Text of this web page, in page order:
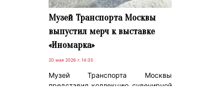
Музей Транспорта Москвы
выпустил мерч к выставке
«Иномарка»
20 мая 2026 г. 14:35
Музей Транспорта Москвы
представил коллекцию сувенирной